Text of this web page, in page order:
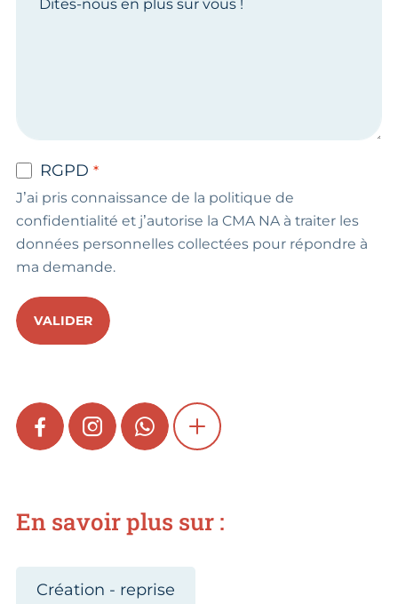
RGPD
J’ai pris connaissance de la politique de
confidentialité et j’autorise la CMA NA à traiter les
données personnelles collectées pour répondre à
ma demande.
VALIDER
FACEBOOKINSTAGRAMWHATSAPPSHOW MORE
En savoir plus sur :
Création - reprise